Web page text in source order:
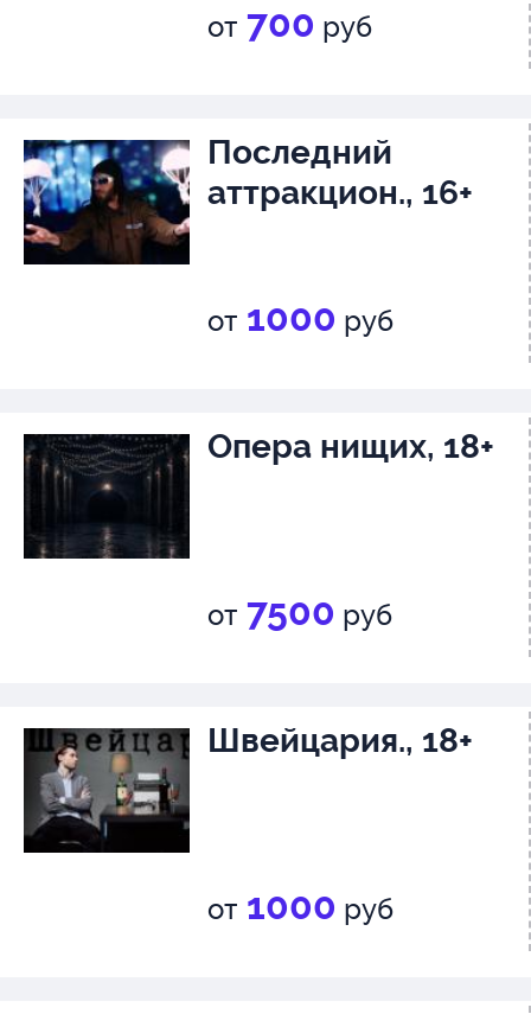
от 700 руб
Последний
аттракцион., 16+
от 1000 руб
Опера нищих, 18+
от 7500 руб
Швейцария., 18+
от 1000 руб